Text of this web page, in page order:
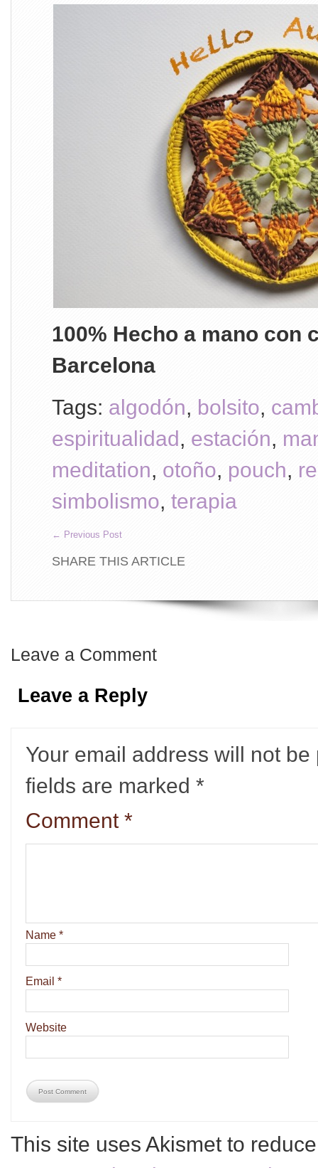
100% Hecho a mano con
Barcelona
Tags: algodón, bolsito,
espiritualidad, estación,
meditation, otoño, pouch,
simbolismo, terapia
← Previous Post
SHARE THIS ARTICLE
Leave a Comment
Leave a Reply
Your email address will not be
fields are marked *
Comment *
Name *
Email *
Website
This site uses Akismet to